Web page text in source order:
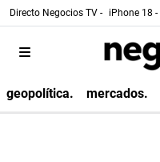
Directo Negocios TV - iPhone 18 -
geopolítica. mercados.